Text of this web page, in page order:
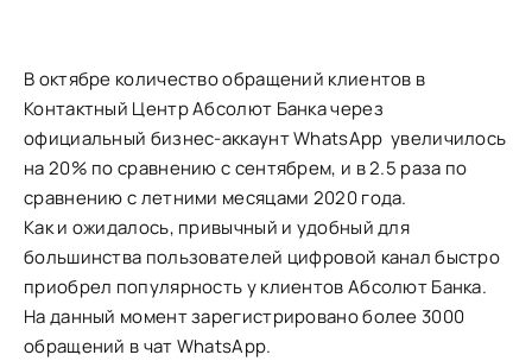
В октябре количество обращений клиентов в
Контактный Центр Абсолют Банка через
официальный бизнес-аккаунт WhatsApp увеличилось
на 20% по сравнению с сентябрем, и в 2.5 раза по
сравнению с летними месяцами 2020 года.
Как и ожидалось, привычный и удобный для
большинства пользователей цифровой канал быстро
приобрел популярность у клиентов Абсолют Банка.
На данный момент зарегистрировано более 3000
обращений в чат WhatsApp.